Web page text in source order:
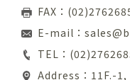
FAX：
E-mail：
TEL：
Address：11F.-